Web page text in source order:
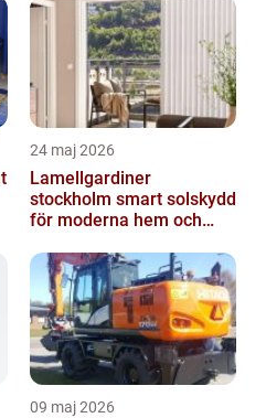
24 maj 2026
Lamellgardiner
stockholm smart solskydd
för moderna hem och
09 maj 2026